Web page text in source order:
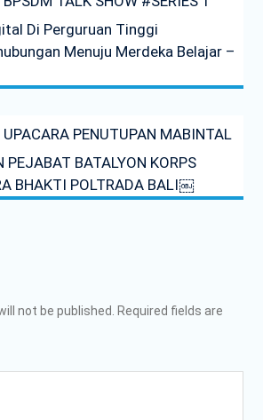
post:
Di Perguruan Tinggi
Menuju Merdeka Belajar –
post:
UPACARA PENUTUPAN MABINTAL
PEJABAT BATALYON KORPS
BHAKTI POLTRADA BALI￼
not be published.
Required fields are